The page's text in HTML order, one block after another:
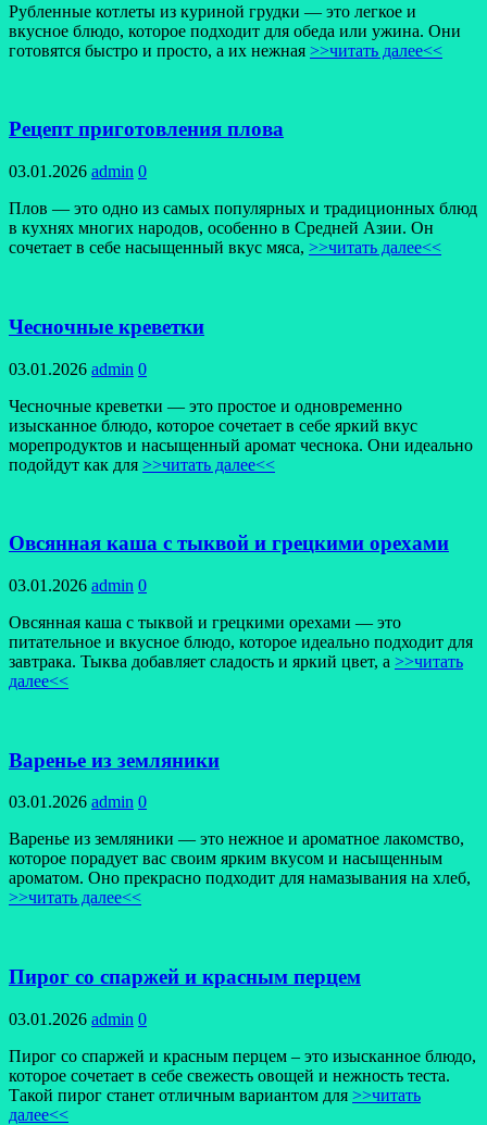
Рубленные котлеты из куриной грудки — это легкое и
вкусное блюдо, которое подходит для обеда или ужина. Они
готовятся быстро и просто, а их нежная >>читать далее<<
Рецепт приготовления плова
03.01.2026 admin 0
Плов — это одно из самых популярных и традиционных блюд
в кухнях многих народов, особенно в Средней Азии. Он
сочетает в себе насыщенный вкус мяса, >>читать далее<<
Чесночные креветки
03.01.2026 admin 0
Чесночные креветки — это простое и одновременно
изысканное блюдо, которое сочетает в себе яркий вкус
морепродуктов и насыщенный аромат чеснока. Они идеально
подойдут как для >>читать далее<<
Овсянная каша с тыквой и грецкими орехами
03.01.2026 admin 0
Овсянная каша с тыквой и грецкими орехами — это
питательное и вкусное блюдо, которое идеально подходит для
завтрака. Тыква добавляет сладость и яркий цвет, а >>читать
далее<<
Варенье из земляники
03.01.2026 admin 0
Варенье из земляники — это нежное и ароматное лакомство,
которое порадует вас своим ярким вкусом и насыщенным
ароматом. Оно прекрасно подходит для намазывания на хлеб,
>>читать далее<<
Пирог со спаржей и красным перцем
03.01.2026 admin 0
Пирог со спаржей и красным перцем – это изысканное блюдо,
которое сочетает в себе свежесть овощей и нежность теста.
Такой пирог станет отличным вариантом для >>читать
далее<<